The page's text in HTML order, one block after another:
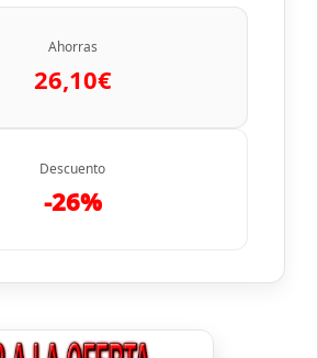
Ahorras
26,10€
Descuento
-26%